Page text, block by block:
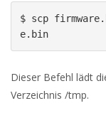
$ scp
e.bin
Dieser Befehl lädt
Verzeichnis /tmp.